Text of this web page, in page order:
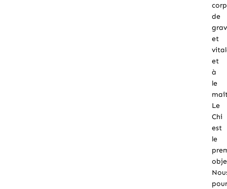
de
et
et
à
le
Le
Chi
est
le